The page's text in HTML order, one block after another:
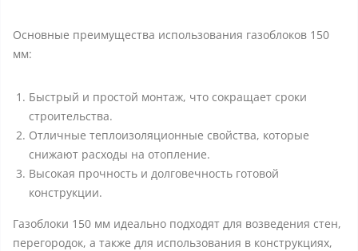
Основные преимущества использования газоблоков 150
мм:
Быстрый и простой монтаж, что сокращает сроки
строительства.
Отличные теплоизоляционные свойства, которые
снижают расходы на отопление.
Высокая прочность и долговечность готовой
конструкции.
Газоблоки 150 мм идеально подходят для возведения стен,
перегородок, а также для использования в конструкциях,